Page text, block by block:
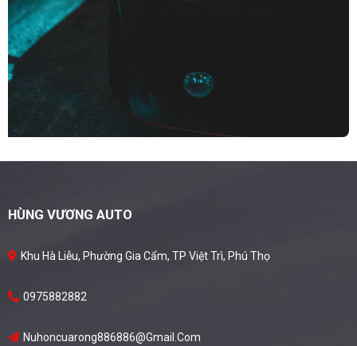
HÙNG VƯƠNG AUTO
Khu Hà Liễu, Phường Gia Cẩm, TP Việt Trì, Phú Thọ
0975882882
Nuhoncuarong886886@gmail.com